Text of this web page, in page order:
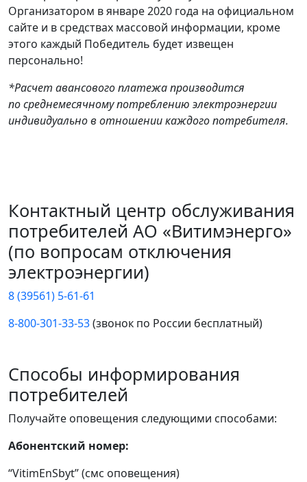
Организатором в январе 2020 года на официальном
сайте и в средствах массовой информации, кроме
этого каждый Победитель будет извещен
персонально!
*Расчет авансового платежа производится
по среднемесячному потреблению электроэнергии
индивидуально в отношении каждого потребителя.
Контактный центр обслуживания
потребителей АО «Витимэнерго»
(по вопросам отключения
электроэнергии)
8 (39561) 5-61-61
8-800-301-33-53(звонок по России бесплатный)
Способы информирования
потребителей
Получайте оповещения следующими способами:
Абонентский номер:
“VitimEnSbyt” (смс оповещения)